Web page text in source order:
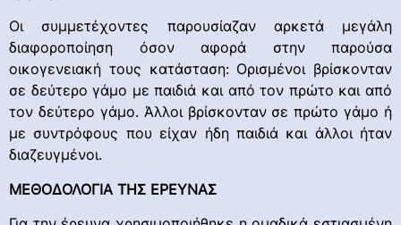
Οι συμμετέχοντες παρουσίαζαν αρκετά μεγάλη
διαφοροποίηση όσον αφορά στην παρούσα
οικογενειακή τους κατάσταση: Ορισμένοι βρίσκονταν
σε δεύτερο γάμο με παιδιά και από τον πρώτο και από
τον δεύτερο γάμο. Άλλοι βρίσκονταν σε πρώτο γάμο ή
με συντρόφους που είχαν ήδη παιδιά και άλλοι ήταν
διαζευγμένοι.
ΜΕΘΟΔΟΛΟΓΙΑ ΤΗΣ ΕΡΕΥΝΑΣ